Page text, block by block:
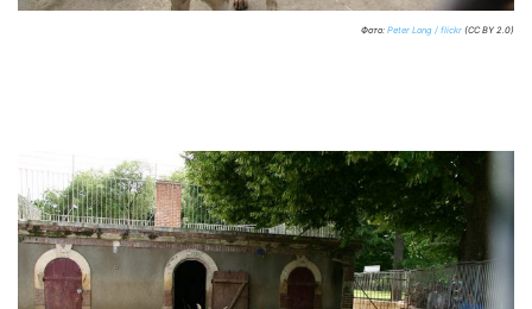
Фото: Peter Long / flickr (CC BY 2.0)